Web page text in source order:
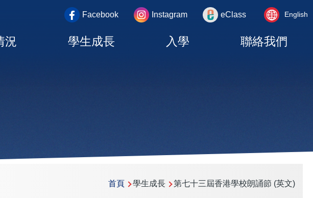
top_area
Facebook Instagram eClass
Language
switcher
English
況 學生成長 入學 聯絡我們
首頁 學生成長 第七十三屆香港學校朗誦節 (英文)